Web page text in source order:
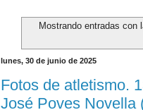
Mostrando entradas con
lunes, 30 de junio de 2025
Fotos de atletismo.
José Poves Novella